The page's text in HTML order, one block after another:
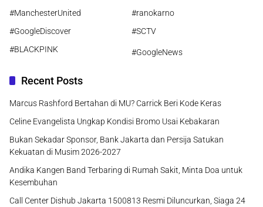
#ManchesterUnited
#ranokarno
#GoogleDiscover
#SCTV
#BLACKPINK
#GoogleNews
Recent Posts
Marcus Rashford Bertahan di MU? Carrick Beri Kode Keras
Celine Evangelista Ungkap Kondisi Bromo Usai Kebakaran
Bukan Sekadar Sponsor, Bank Jakarta dan Persija Satukan
Kekuatan di Musim 2026-2027
Andika Kangen Band Terbaring di Rumah Sakit, Minta Doa untuk
Kesembuhan
Call Center Dishub Jakarta 1500813 Resmi Diluncurkan, Siaga 24